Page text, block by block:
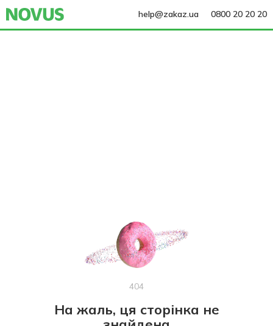
help@zakaz.ua 0800 20 20 20
404
На жаль, ця сторінка не